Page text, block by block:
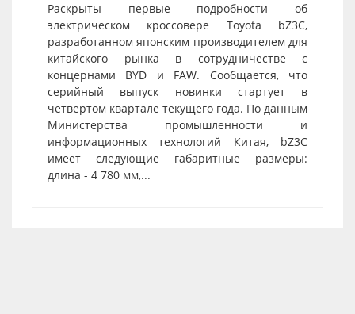
Раскрыты первые подробности об
электрическом кроссовере Toyota bZ3C,
разработанном японским производителем для
китайского рынка в сотрудничестве с
концернами BYD и FAW. Сообщается, что
серийный выпуск новинки стартует в
четвертом квартале текущего года. По данным
Министерства промышленности и
информационных технологий Китая, bZ3C
имеет следующие габаритные размеры:
длина - 4 780 мм,...